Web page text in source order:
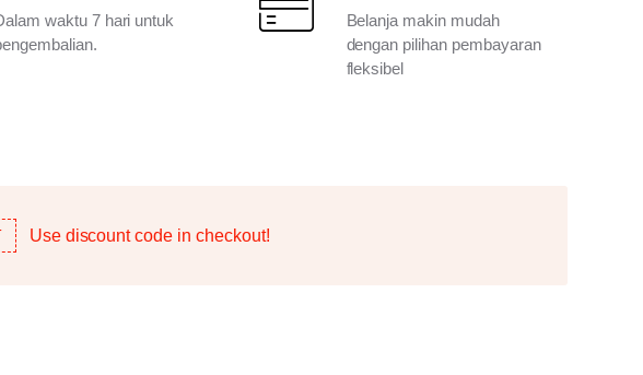
waktu 7 hari untuk
Belanja makin mudah
dengan pilihan pembayaran
fleksibel
Use discount code in checkout!